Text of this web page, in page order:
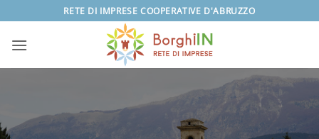
ai
contenuti
RETE DI IMPRESE COOPERATIVE D'ABRUZZO